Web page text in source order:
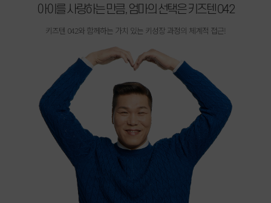
아이를 사랑하는 만큼, 엄마의 선택은 키즈텐 042
키즈텐 042와 함께하는 가치 있는 키성장 과정의 체계적 접근!